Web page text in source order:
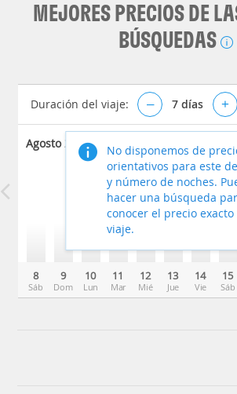
MEJORES PRECIOS DE
BÚSQUEDAS
Duración del viaje: – 7 días +
Agosto 2026
8
Sáb
9
Dom
10
Lun
11
Mar
12
Mié
13
Jue
14
Vie
15
Sáb
No disponemos de
orientativos para este
y número de noches.
hacer una búsqueda
conocer el precio
viaje.